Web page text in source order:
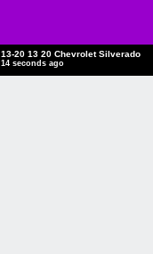
13-20 13 20 Chevrolet Silverado
15 seconds ago